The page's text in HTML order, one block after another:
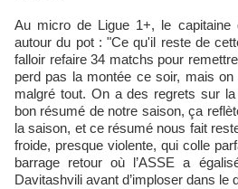
Au micro de Ligue 1+, le capitaine
autour du pot : "Ce qu'il reste de
falloir refaire 34 matchs pour
perd pas la montée ce soir, mais
malgré tout. On a des regrets sur
bon résumé de notre saison, ça
la saison, et ce résumé nous fait
froide, presque violente, qui colle
barrage retour où l’ASSE a
Davitashvili avant d’imploser dans le